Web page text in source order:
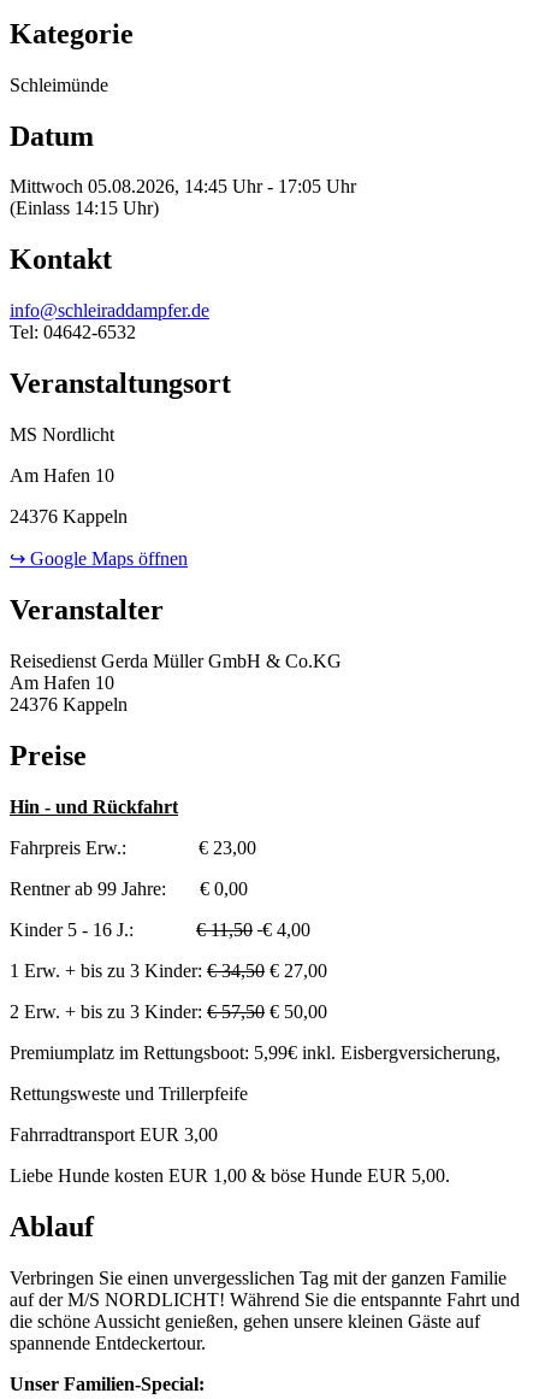
Kategorie
Schleimünde
Datum
Mittwoch 05.08.2026, 14:45 Uhr - 17:05 Uhr
(Einlass 14:15 Uhr)
Kontakt
info@schleiraddampfer.de
Tel: 04642-6532
Veranstaltungsort
MS Nordlicht
Am Hafen 10
24376 Kappeln
↪ Google Maps öffnen
Veranstalter
Reisedienst Gerda Müller GmbH & Co.KG
Am Hafen 10
24376 Kappeln
Preise
Hin - und Rückfahrt
Fahrpreis Erw.: € 23,00
Rentner ab 99 Jahre: € 0,00
Kinder 5 - 16 J.: € 11,50 € 4,00
1 Erw. + bis zu 3 Kinder: € 34,50 € 27,00
2 Erw. + bis zu 3 Kinder: € 57,50 € 50,00
Premiumplatz im Rettungsboot: 5,99€ inkl. Eisbergversicherung,
Rettungsweste und Trillerpfeife
Fahrradtransport EUR 3,00
Liebe Hunde kosten EUR 1,00 & böse Hunde EUR 5,00.
Ablauf
Verbringen Sie einen unvergesslichen Tag mit der ganzen Familie
auf der M/S NORDLICHT! Während Sie die entspannte Fahrt und
die schöne Aussicht genießen, gehen unsere kleinen Gäste auf
spannende Entdeckertour.
Unser Familien-Special: